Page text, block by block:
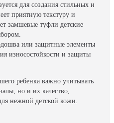
для создания стильных и
приятную текстуру и
замшевые туфли детские
или защитные элементы
износостойкости и защиты
ребенка важно учитывать
но и их качество,
нежной детской кожи.